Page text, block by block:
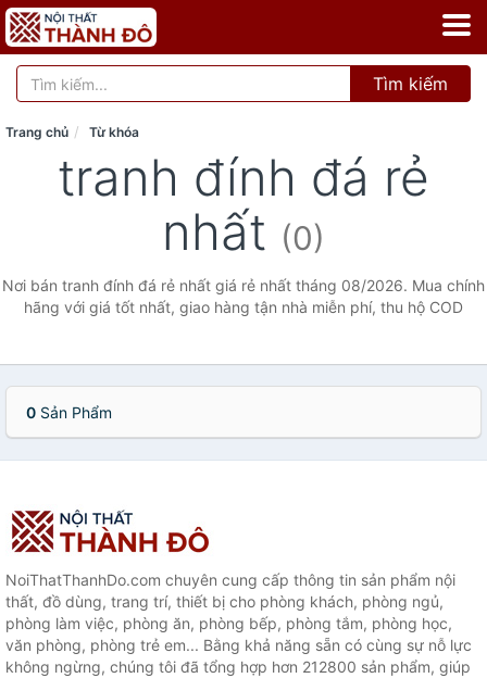
Tìm kiếm
Trang chủ Từ khóa
tranh đính đá rẻ
nhất (0)
Nơi bán tranh đính đá rẻ nhất giá rẻ nhất tháng 08/2026. Mua chính
hãng với giá tốt nhất, giao hàng tận nhà miễn phí, thu hộ COD
0 Sản Phẩm
NoiThatThanhDo.com chuyên cung cấp thông tin sản phẩm nội
thất, đồ dùng, trang trí, thiết bị cho phòng khách, phòng ngủ,
phòng làm việc, phòng ăn, phòng bếp, phòng tắm, phòng học,
văn phòng, phòng trẻ em... Bằng khả năng sẵn có cùng sự nỗ lực
không ngừng, chúng tôi đã tổng hợp hơn 212800 sản phẩm, giúp